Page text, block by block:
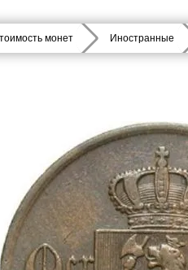
монет Иностранные